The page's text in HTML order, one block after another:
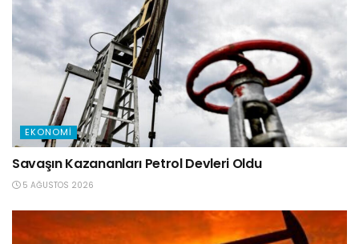
EKONOMI
Savaşın Kazananları Petrol Devleri Oldu
5 AĞUSTOS 2026